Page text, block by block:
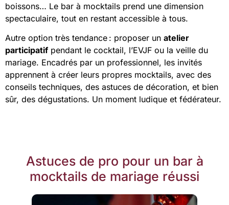
boissons… Le bar à mocktails prend une dimension
spectaculaire, tout en restant accessible à tous.
Autre option très tendance : proposer un atelier
participatifpendant le cocktail, l’EVJF ou la veille du
mariage. Encadrés par un professionnel, les invités
apprennent à créer leurs propres mocktails, avec des
conseils techniques, des astuces de décoration, et bien
sûr, des dégustations. Un moment ludique et fédérateur.
Astuces de pro pour un bar à
mocktails de mariage réussi